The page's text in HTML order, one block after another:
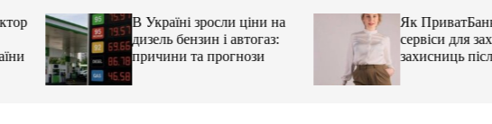
В Україні зросли ціни на
дизель бензин і автогаз:
причини та прогнози
Як ПриватБанк
сервіси для
захисниць після